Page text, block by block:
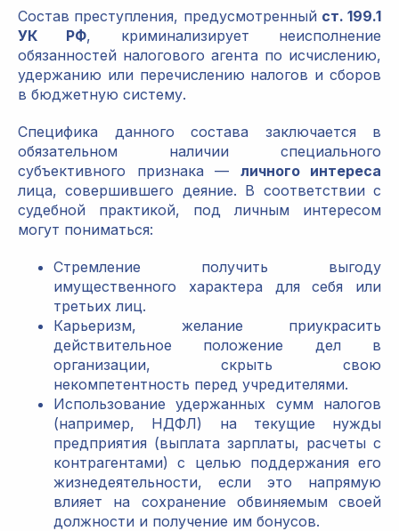
Состав преступления, предусмотренный ст. 199.1
УК РФ, криминализирует неисполнение
обязанностей налогового агента по исчислению,
удержанию или перечислению налогов и сборов
в бюджетную систему.
Специфика данного состава заключается в
обязательном наличии специального
субъективного признака — личного интереса
лица, совершившего деяние. В соответствии с
судебной практикой, под личным интересом
могут пониматься:
Стремление получить выгоду
имущественного характера для себя или
третьих лиц.
Карьеризм, желание приукрасить
действительное положение дел в
организации, скрыть свою
некомпетентность перед учредителями.
Использование удержанных сумм налогов
(например, НДФЛ) на текущие нужды
предприятия (выплата зарплаты, расчеты с
контрагентами) с целью поддержания его
жизнедеятельности, если это напрямую
влияет на сохранение обвиняемым своей
должности и получение им бонусов.